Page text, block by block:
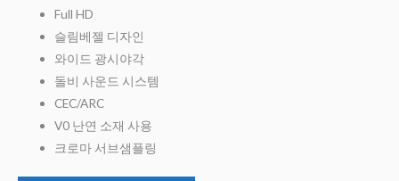
Full HD
슬림베젤 디자인
와이드 광시야각
돌비 사운드 시스템
CEC/ARC
V0 난연 소재 사용
크로마 서브샘플링